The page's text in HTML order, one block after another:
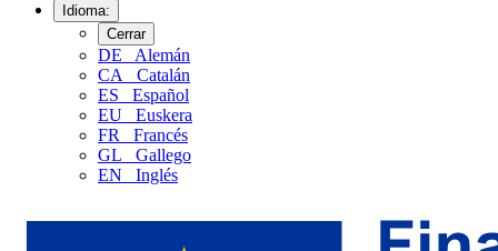
Idioma:
Cerrar
DE
Alemán
CA
Catalán
ES
Español
EU
Euskera
FR
Francés
GL
Gallego
EN
Inglés